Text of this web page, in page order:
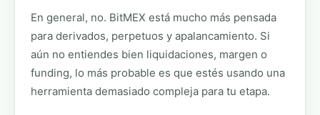
En general, no. BitMEX está mucho más pensada
para derivados, perpetuos y apalancamiento. Si
aún no entiendes bien liquidaciones, margen o
funding, lo más probable es que estés usando una
herramienta demasiado compleja para tu etapa.